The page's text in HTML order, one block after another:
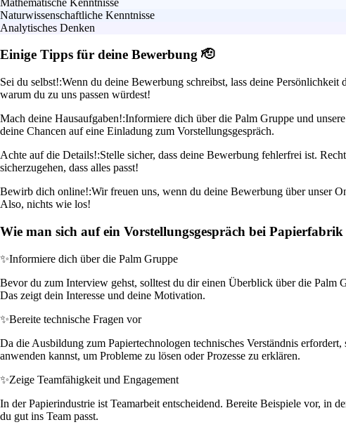
Naturwissenschaftliche Kenntnisse
Analytisches Denken
Einige Tipps für deine Bewerbung 🫡
Sei du selbst!:Wenn du deine Bewerbung schreibst, lass deine
warum du zu uns passen würdest!
Mach deine Hausaufgaben!:Informiere dich über die Palm Gruppe und
deine Chancen auf eine Einladung zum Vorstellungsgespräch.
Achte auf die Details!:Stelle sicher, dass deine Bewerbung fehlerfrei ist.
sicherzugehen, dass alles passt!
Bewirb dich online!:Wir freuen uns, wenn du deine Bewerbung über unser
Also, nichts wie los!
Wie man sich auf ein Vorstellungsgespräch bei
✨Informiere dich über die Palm Gruppe
Bevor du zum Interview gehst, solltest du dir einen Überblick über die Palm
Das zeigt dein Interesse und deine Motivation.
✨Bereite technische Fragen vor
Da die Ausbildung zum Papiertechnologen technisches Verständnis
anwenden kannst, um Probleme zu lösen oder Prozesse zu erklären.
✨Zeige Teamfähigkeit und Engagement
In der Papierindustrie ist Teamarbeit entscheidend. Bereite Beispiele vor, in
du gut ins Team passt.